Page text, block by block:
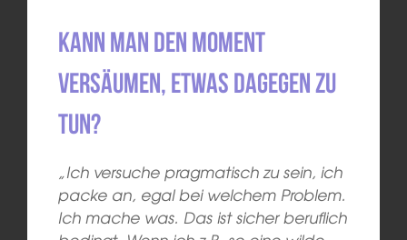
Kann man den Moment
versäumen, etwas dagegen zu
tun?
„Ich versuche pragmatisch zu sein, ich
packe an, egal bei welchem Problem.
Ich mache was. Das ist sicher beruflich